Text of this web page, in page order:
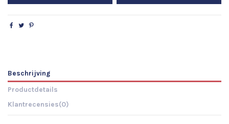
Beschrijving
Productdetails
Klantrecensies(0)